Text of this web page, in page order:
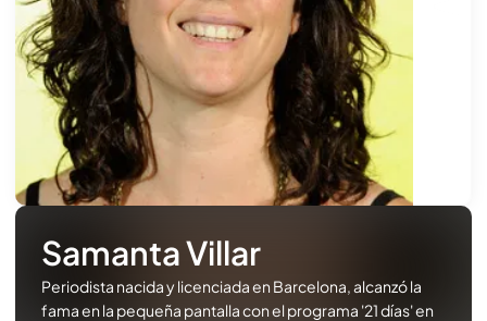
Samanta Villar
Periodista nacida y licenciada en Barcelona, alcanzó la
fama en la pequeña pantalla con el programa '21 días' en